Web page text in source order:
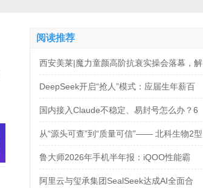
阅读推荐
西安美莱|魔力童颜高阶抗衰实操会落幕，解
锁自然年轻新姿态
DeepSeek开启“抢人”模式：应届生年薪百
万，法务岗高达160万！
国内接入Claude不稳定、易封号怎么办？6
大AI中转服务API接入对比
从“源头可查”到“质量可信”—— 北科生物2型
糖尿病项目如何实现“药品级质控”
鲁大师2026年手机半年报：iQOO性能霸
榜，天玑9500统治延续，OPPO蝉联流畅双
阿里云与玺承集团SealSeek达成AI全面合